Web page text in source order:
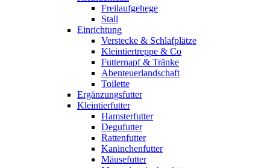
Freilaufgehege
Stall
Einrichtung
Verstecke & Schlafplätze
Kleintiertreppe & Co
Futternapf & Tränke
Abenteuerlandschaft
Toilette
Ergänzungsfutter
Kleintierfutter
Hamsterfutter
Degufutter
Rattenfutter
Kaninchenfutter
Mäusefutter